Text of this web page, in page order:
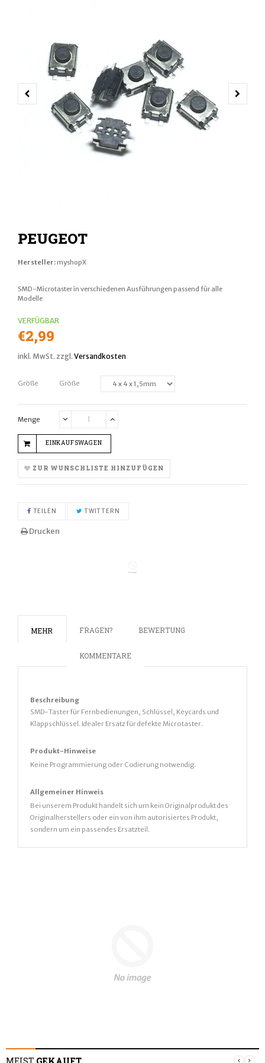
VORHERIGER SCHIEBER
PEUGEOT
Hersteller:myshopX
SMD-Microtaster in verschiedenen Ausführungen passend für alle
Modelle
VERFÜGBAR
Normaler
Preis
€2,99
inkl. MwSt. zzgl. Versandkosten
Größe Größe
Menge
missing:
de.cart.general.reduce_quantity
EINKAUFSWAGEN
ZUR WUNSCHLISTE HINZUFÜGEN
TEILEN AUF FACEBOOK TEILEN
TWITTERN
Drucken
MEHR FRAGEN? BEWERTUNG
KOMMENTARE
Beschreibung
SMD-Taster für Fernbedienungen, Schlüssel, Keycards und
Klappschlüssel. Idealer Ersatz für defekte Microtaster.
Produkt-Hinweise
Keine Programmierung oder Codierung notwendig.
Allgemeiner Hinweis
Bei unserem Produkt handelt sich um kein Originalprodukt des
Originalherstellers oder ein von ihm autorisiertes Produkt,
sondern um ein passendes Ersatzteil.